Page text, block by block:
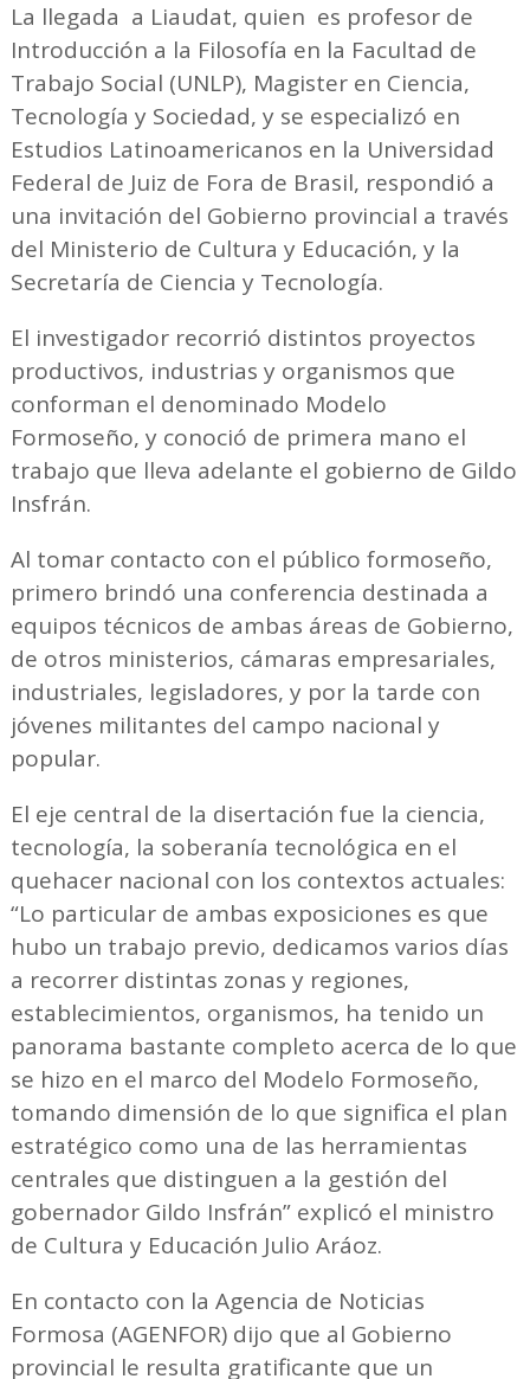
La llegada a Liaudat, quien es profesor de
Introducción a la Filosofía en la Facultad de
Trabajo Social (UNLP), Magister en Ciencia,
Tecnología y Sociedad, y se especializó en
Estudios Latinoamericanos en la Universidad
Federal de Juiz de Fora de Brasil, respondió a
una invitación del Gobierno provincial a través
del Ministerio de Cultura y Educación, y la
Secretaría de Ciencia y Tecnología.
El investigador recorrió distintos proyectos
productivos, industrias y organismos que
conforman el denominado Modelo
Formoseño, y conoció de primera mano el
trabajo que lleva adelante el gobierno de Gildo
Insfrán.
Al tomar contacto con el público formoseño,
primero brindó una conferencia destinada a
equipos técnicos de ambas áreas de Gobierno,
de otros ministerios, cámaras empresariales,
industriales, legisladores, y por la tarde con
jóvenes militantes del campo nacional y
popular.
El eje central de la disertación fue la ciencia,
tecnología, la soberanía tecnológica en el
quehacer nacional con los contextos actuales:
“Lo particular de ambas exposiciones es que
hubo un trabajo previo, dedicamos varios días
a recorrer distintas zonas y regiones,
establecimientos, organismos, ha tenido un
panorama bastante completo acerca de lo que
se hizo en el marco del Modelo Formoseño,
tomando dimensión de lo que significa el plan
estratégico como una de las herramientas
centrales que distinguen a la gestión del
gobernador Gildo Insfrán” explicó el ministro
de Cultura y Educación Julio Aráoz.
En contacto con la Agencia de Noticias
Formosa (AGENFOR) dijo que al Gobierno
provincial le resulta gratificante que un